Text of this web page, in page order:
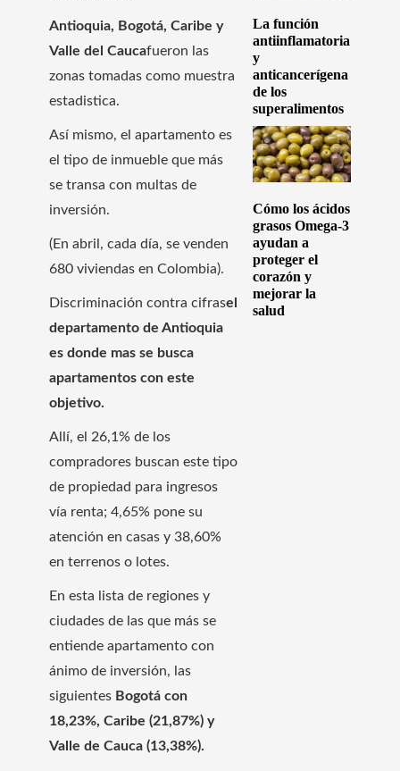
Antioquia, Bogotá, Caribe y
Valle del Caucafueron las
zonas tomadas como muestra
estadistica.
Así mismo, el apartamento es
el tipo de inmueble que más
se transa con multas de
inversión.
(En abril, cada día, se venden
680 viviendas en Colombia).
Discriminación contra cifrasel
departamento de Antioquia
es donde mas se busca
apartamentos con este
objetivo.
Allí, el 26,1% de los
compradores buscan este tipo
de propiedad para ingresos
vía renta; 4,65% pone su
atención en casas y 38,60%
en terrenos o lotes.
En esta lista de regiones y
ciudades de las que más se
entiende apartamento con
ánimo de inversión, las
siguientes Bogotá con
18,23%, Caribe (21,87%) y
Valle de Cauca (13,38%).
La función
antiinflamatoria
y
anticancerígena
de los
superalimentos
Cómo los ácidos
grasos Omega-3
ayudan a
proteger el
corazón y
mejorar la
salud